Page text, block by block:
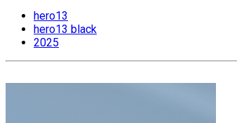
hero13
hero13 black
2025